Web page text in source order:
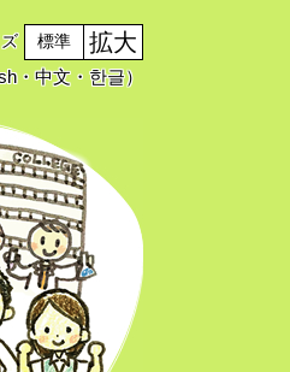
標準 拡大
・中文・한글）